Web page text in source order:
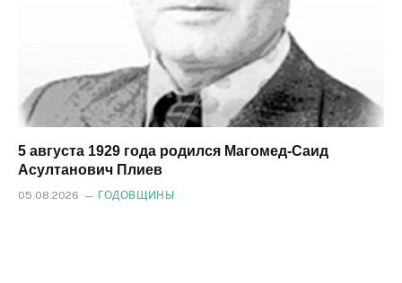
5 августа 1929 года родился Магомед‑Саид
Асултанович Плиев
05.08.2026 ГОДОВЩИНЫ